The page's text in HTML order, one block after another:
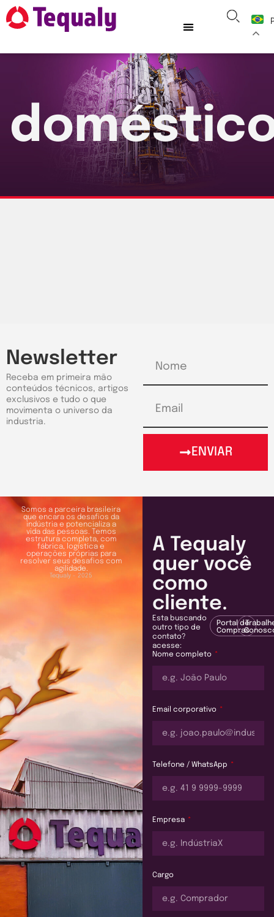
Newsletter
Receba em primeira mão
conteúdos técnicos, artigos
exclusivos e tudo o que
movimenta o universo da
industria.
ENVIAR
Somos a parceira brasileira
que encara os desafios da
indústria e potencializa a
vida das pessoas. Temos
estrutura completa, com
fábrica, logística e
operações próprias para
resolver seus desafios com
agilidade.
Tequaly - 2025
A Tequaly
quer você
como
cliente.
Esta buscando
outro tipo de
contato?
acesse:
Portal de
Compras
Nome completo
Email corporativo
Telefone / WhatsApp
Empresa
Cargo